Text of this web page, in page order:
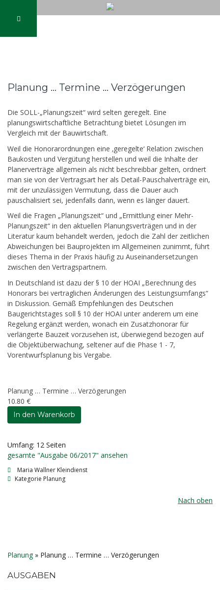
Planung … Termine … Verzögerungen
Die SOLL-„Planungszeit“ wird selten geregelt. Eine
planungswirtschaftliche Betrachtung bietet Lösungen im
Vergleich mit der Bauwirtschaft.
Weil die Honorarordnungen eine ‚geregelte‘ Relation zwischen
Baukosten und Vergütung herstellen und weil die Inhalte der
Planerverträge allgemein als nicht beschreibbar gelten, ordnert
man sie von der Vertragsart her als Detail-Pauschalverträge ein,
mit der unzulässigen Vermutung, dass die Dauer auch
pauschalisiert sei, jedenfalls dann, wenn es länger dauert.
Weil die Fragen „Planungszeit“ und „Ermittlung einer Mehr-
Planungszeit“ in den aktuellen Planungsverträgen und in der
Literatur kaum behandelt werden, jedoch die Zahl der zeitlichen
Abweichungen bei Bauprojekten im Allgemeinen zunimmt, führt
dieses Thema in der Praxis häufig zu Auseinandersetzungen
zwischen den Vertragspartnern.
In Deutschland ist dazu der § 10 der HOAI „Berechnung des
Honorars bei vertraglichen Änderungen des Leistungsumfangs“
in Diskussion. Gemäß Empfehlungen des Deutschen
Baugerichtstages soll § 10 der HOAI unter anderem um eine
Regelung ergänzt werden, wonach ein Zusatzhonorar für
verlängerte Bauzeit vorzusehen ist, überwiegend bezogen auf
die Objektüberwachung, seltener auf die Phase 1 - 7,
Vorentwurfsplanung bis Vergabe.
Planung … Termine … Verzögerungen
10.80 €
Umfang: 12 Seiten
gesamte "Ausgabe 06/2017" ansehen
Maria Wallner Kleindienst
Kategorie Planung
Nach oben
Planung » Planung … Termine … Verzögerungen
AUSGABEN